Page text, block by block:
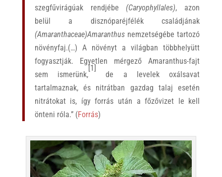
szegfűvirágúak rendjébe (Caryophyllales), azon
belül a disznóparéjfélék családjának
(Amaranthaceae)Amaranthusnemzetségébe tartozó
növényfaj.(…) A növényt a világban többhelyütt
fogyasztják. Egyetlen mérgező Amaranthus-fajt
sem ismerünk,
[1]
de a levelek oxálsavat
tartalmaznak, és nitrátban gazdag talaj esetén
nitrátokat is, így forrás után a főzővizet le kell
önteni róla.” (Forrás)